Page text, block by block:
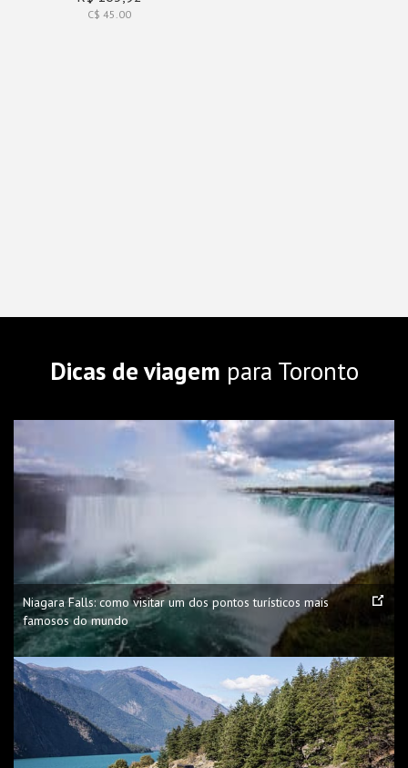
C$ 45.00
Dicas de viagem para Toronto
Niagara Falls: como visitar um dos pontos turísticos mais
famosos do mundo